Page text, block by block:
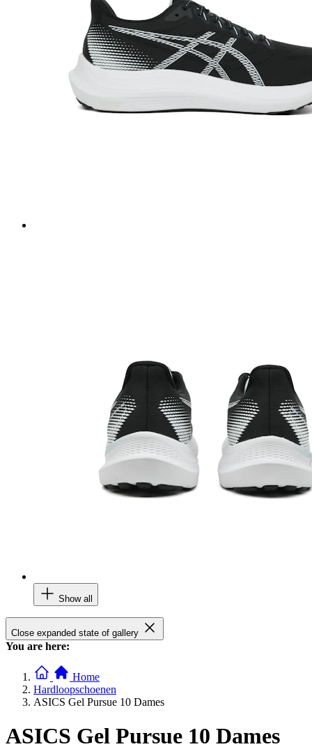
Show all
Close expanded state of gallery
You are here:
Home
Hardloopschoenen
ASICS Gel Pursue 10 Dames
ASICS Gel Pursue 10 Dames